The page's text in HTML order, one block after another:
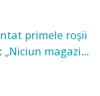
primele roșii
„Niciun magazin
satisfacție”